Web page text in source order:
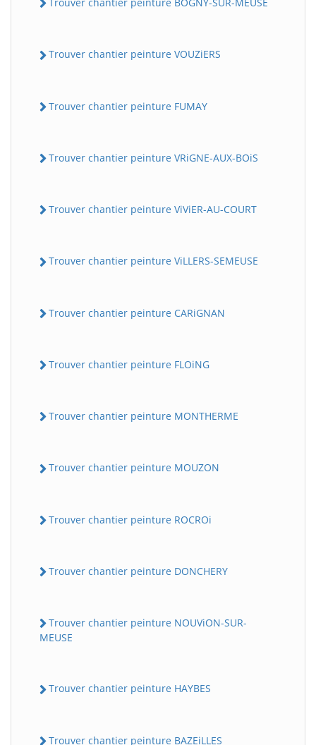
Trouver chantier peinture VOUZiERS
Trouver chantier peinture FUMAY
Trouver chantier peinture VRiGNE-AUX-BOiS
Trouver chantier peinture ViViER-AU-COURT
Trouver chantier peinture ViLLERS-SEMEUSE
Trouver chantier peinture CARiGNAN
Trouver chantier peinture FLOiNG
Trouver chantier peinture MONTHERME
Trouver chantier peinture MOUZON
Trouver chantier peinture ROCROi
Trouver chantier peinture DONCHERY
Trouver chantier peinture NOUViON-SUR-
MEUSE
Trouver chantier peinture HAYBES
Trouver chantier peinture BAZEiLLES